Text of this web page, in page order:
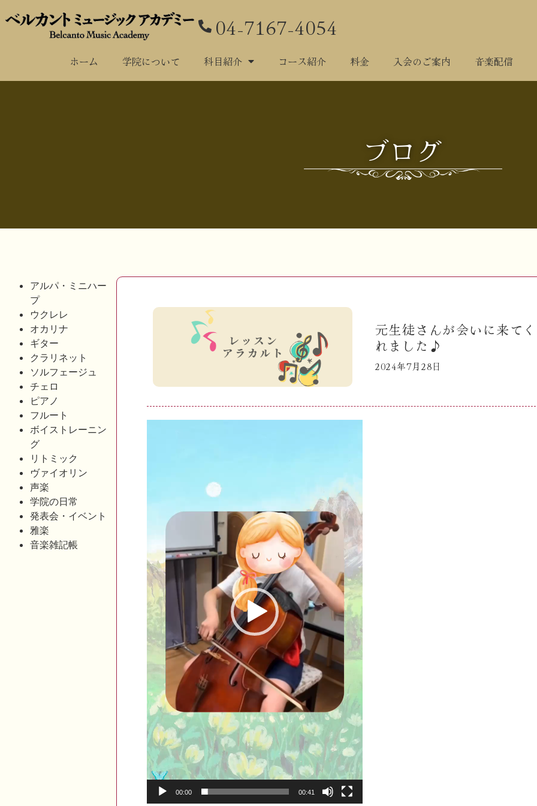
04-7167-4054
ホーム 学院について 科目紹介 コース紹介 料金 入会のご案内 音楽配信
ホーム 学院について 科目紹介
ブログ
アルパ・ミニハー
プ
ウクレレ
オカリナ
ギター
クラリネット
ソルフェージュ
チェロ
ピアノ
フルート
ボイストレーニン
グ
リトミック
ヴァイオリン
声楽
学院の日常
発表会・イベント
雅楽
音楽雑記帳
元生徒さんが会いに来てく
れました♪
2024年7月28日
00:00 00:41